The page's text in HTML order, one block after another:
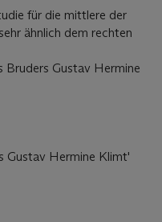
für die mittlere der
ähnlich dem rechten
Bruders Gustav Hermine
Gustav Hermine Klimt'